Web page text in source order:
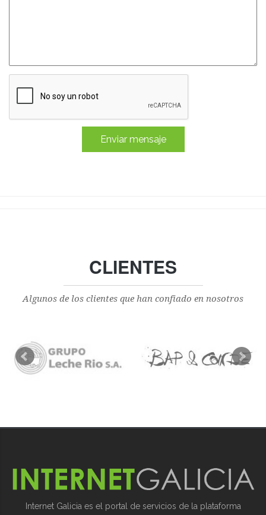
CLIENTES
Algunos de los clientes que han confiado en nosotros
Internet Galicia es el portal de servicios de la plataforma